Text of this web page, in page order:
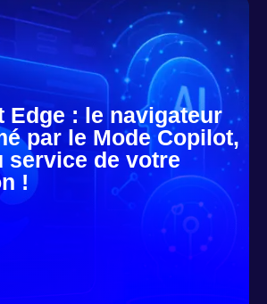
Edge : le navigateur
par le Mode Copilot,
service de votre
!